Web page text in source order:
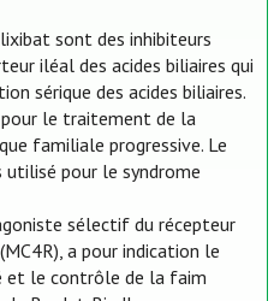
sont des inhibiteurs
iléal des acides biliaires qui
sérique des acides biliaires.
le traitement de la
familiale progressive. Le
pour le syndrome
sélectif du récepteur
a pour indication le
et le contrôle de la faim